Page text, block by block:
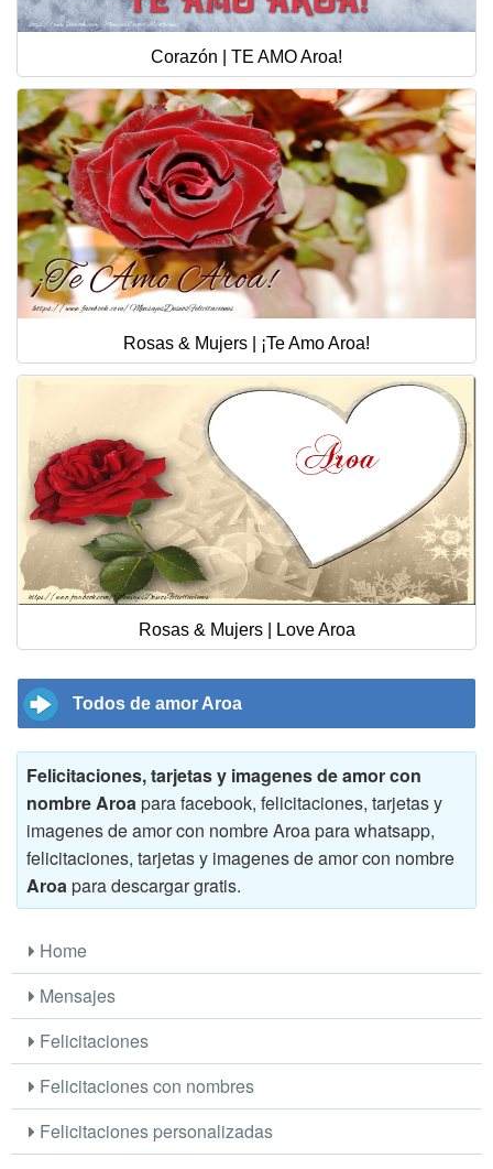
Corazón | TE AMO Aroa!
Rosas & Mujers | ¡Te Amo Aroa!
Rosas & Mujers | Love Aroa
Todos de amor Aroa
Felicitaciones, tarjetas y imagenes de amor con
nombre Aroapara facebook, felicitaciones, tarjetas y
imagenes de amor con nombre Aroa para whatsapp,
felicitaciones, tarjetas y imagenes de amor con nombre
Aroapara descargar gratis.
Home
Mensajes
Felicitaciones
Felicitaciones con nombres
Felicitaciones personalizadas